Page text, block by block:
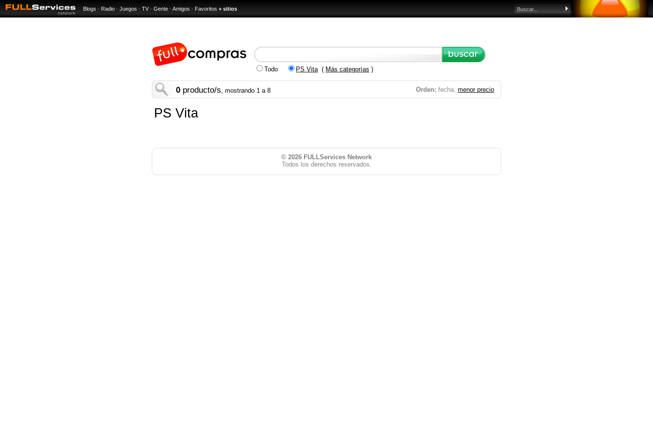
Blogs · Radio · Juegos · TV · Gente · Amigos · Favoritos + sitios
Todo PS Vita( Más categorías )
Orden: fecha, menor precio
0 producto/s, mostrando 1 a 8
PS Vita
© 2026 FULLServices Network
Todos los derechos reservados.